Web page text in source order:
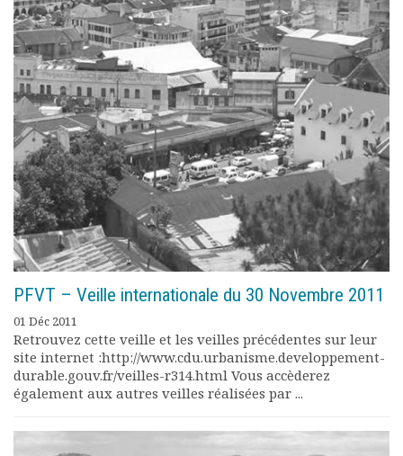
PFVT – Veille internationale du 30 Novembre 2011
01 Déc 2011
Retrouvez cette veille et les veilles précédentes sur leur
site internet :http://www.cdu.urbanisme.developpement-
durable.gouv.fr/veilles-r314.html Vous accèderez
également aux autres veilles réalisées par ...